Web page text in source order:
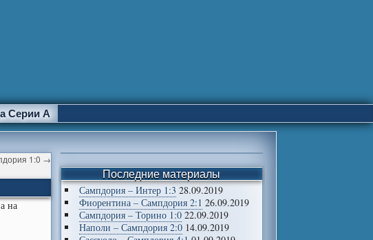
Серии А
1:0 →
на
Последние материалы
Сампдория – Интер 1:3 28.09.2019
Фиорентина – Сампдория 2:1 26.09.2019
Сампдория – Торино 1:0 22.09.2019
Наполи – Сампдория 2:0 14.09.2019